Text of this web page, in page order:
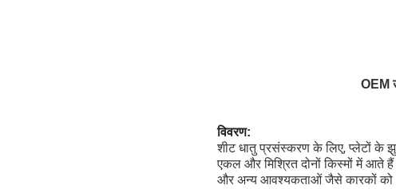
OEM
विवरण:
शीट धातु प्रसंस्करण के लिए, प्लेटों के
एकल और मिश्रित दोनों किस्मों में आते
और अन्य आवश्यकताओं जैसे कारकों को